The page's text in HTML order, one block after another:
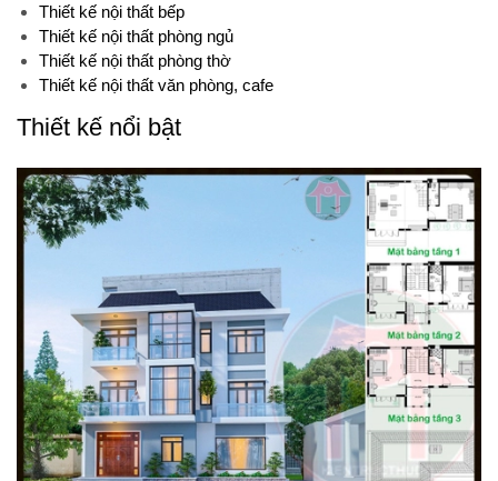
Thiết kế nội thất bếp
Thiết kế nội thất phòng ngủ
Thiết kế nội thất phòng thờ
Thiết kế nội thất văn phòng, cafe
Thiết kế nổi bật